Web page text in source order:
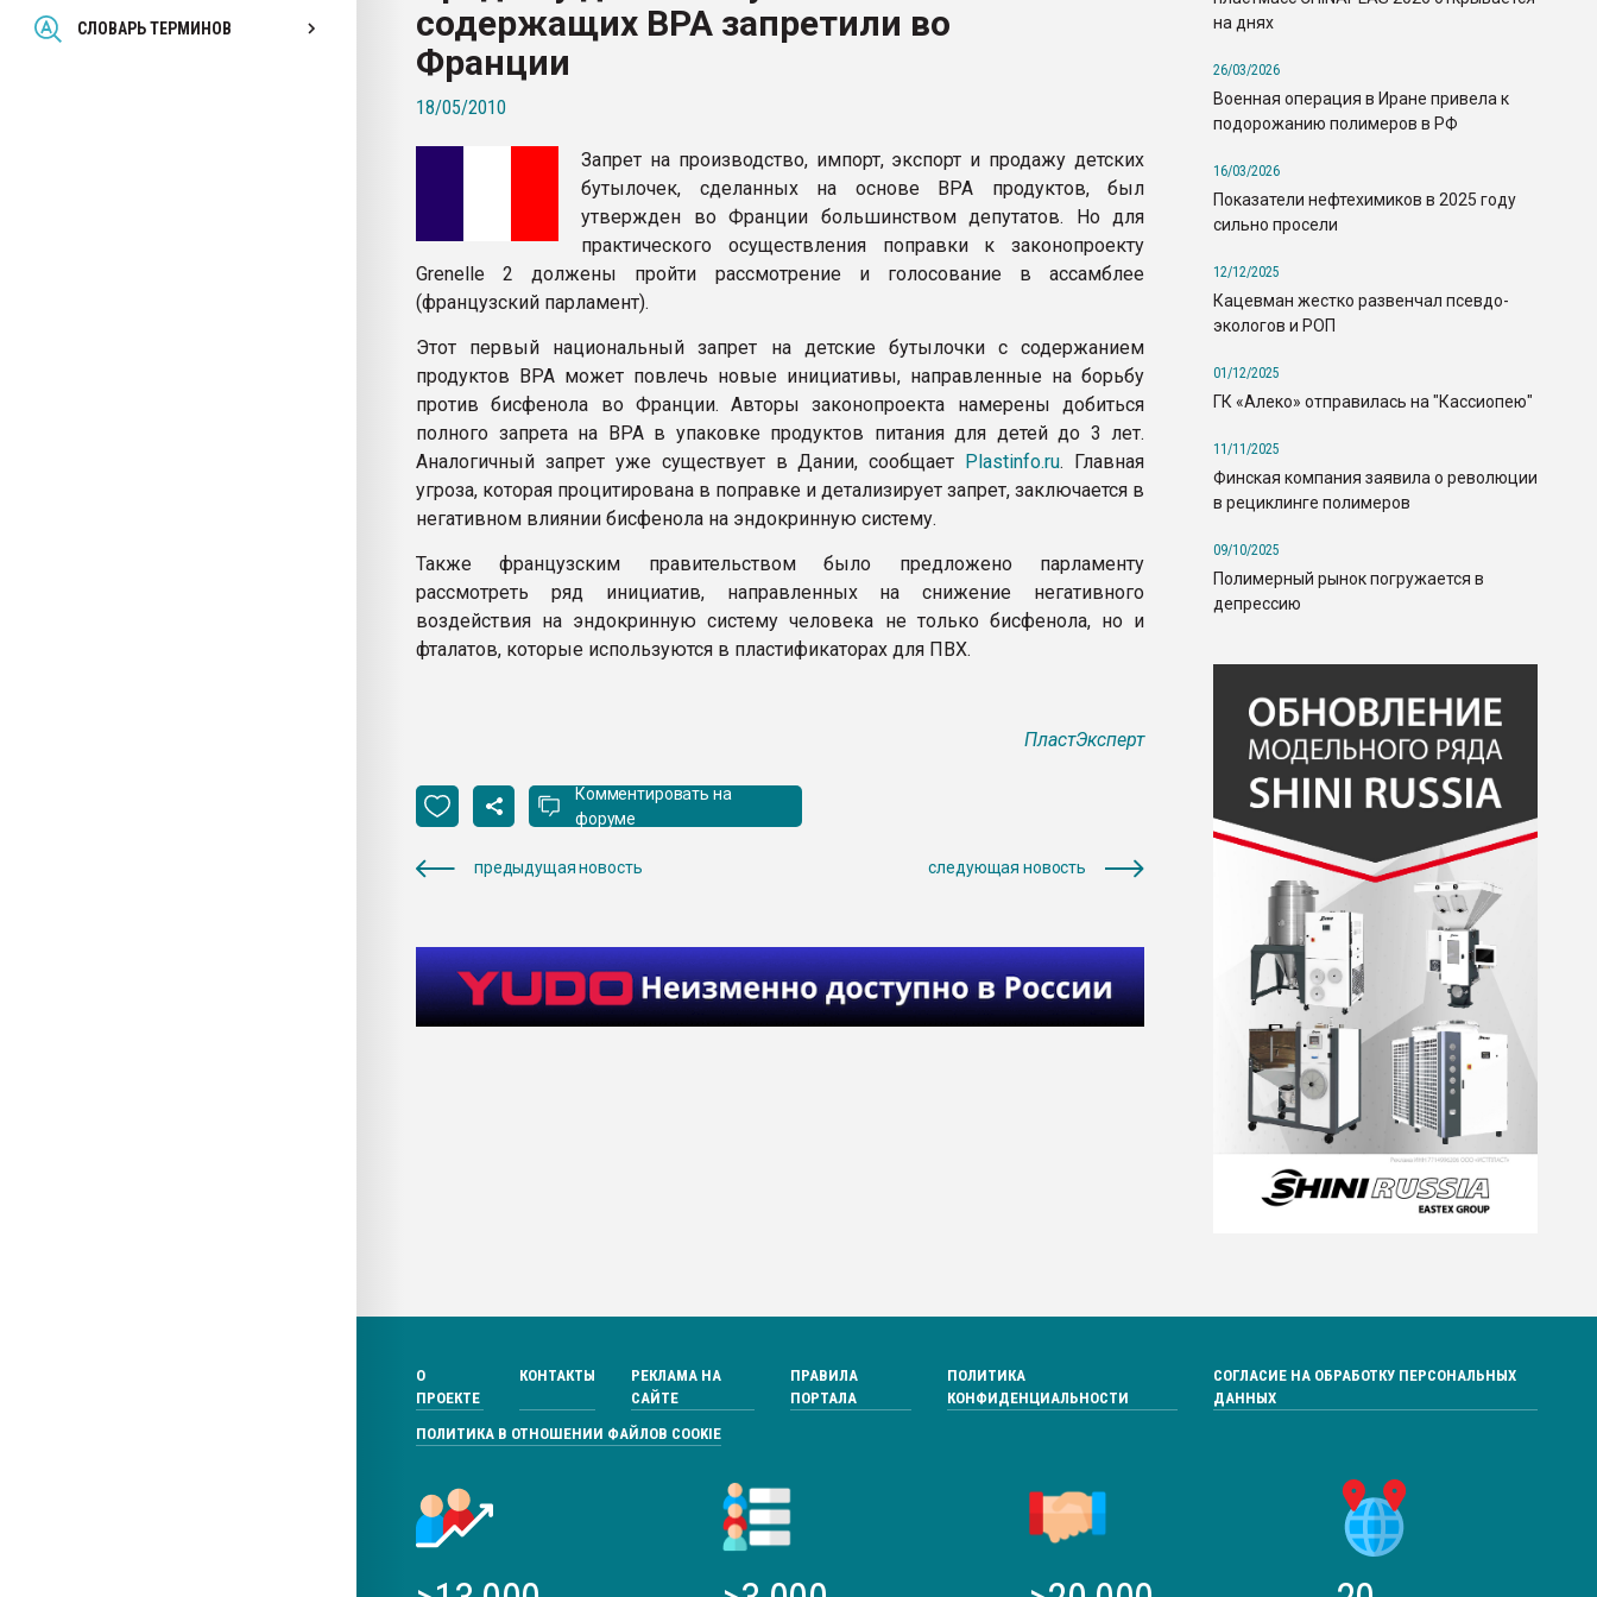
СЛОВАРЬ ТЕРМИНОВ
Всё, что касается выдува ПЭТ
бутылок
ПЕРЕЙТИ НА ФОРУМ
содержащих BPA запретили во
Франции
18/05/2010
Запрет на производство, импорт, экспорт и продажу детских
бутылочек, сделанных на основе BPA продуктов, был
утвержден во Франции большинством депутатов. Но для
практического осуществления поправки к законопроекту
Grenelle 2 должены пройти рассмотрение и голосование в ассамблее
(французский парламент).
Этот первый национальный запрет на детские бутылочки с содержанием
продуктов BPA может повлечь новые инициативы, направленные на борьбу
против бисфенола во Франции. Авторы законопроекта намерены добиться
полного запрета на BPA в упаковке продуктов питания для детей до 3 лет.
Аналогичный запрет уже существует в Дании, сообщает
Plastinfo.ru. Главная
угроза, которая процитирована в поправке и детализирует запрет, заключается в
негативном влиянии бисфенола на эндокринную систему.
Также французским правительством было предложено парламенту
рассмотреть ряд инициатив, направленных на снижение негативного
воздействия на эндокринную систему человека не только бисфенола, но и
фталатов, которые используются в пластификаторах для ПВХ.
ПластЭксперт
Комментировать на
форуме
предыдущая новость следующая новость
на днях
26/03/2026
Военная операция в Иране привела к
подорожанию полимеров в РФ
16/03/2026
Показатели нефтехимиков в 2025 году
сильно просели
12/12/2025
Кацевман жестко развенчал псевдо-
экологов и РОП
01/12/2025
ГК «Алеко» отправилась на "Кассиопею"
11/11/2025
Финская компания заявила о революции
в рециклинге полимеров
09/10/2025
Полимерный рынок погружается в
депрессию
О
ПРОЕКТЕ
КОНТАКТЫ
РЕКЛАМА НА
САЙТЕ
ПРАВИЛА
ПОРТАЛА
ПОЛИТИКА
КОНФИДЕНЦИАЛЬНОСТИ
СОГЛАСИЕ НА ОБРАБОТКУ ПЕРСОНАЛЬНЫХ
ДАННЫХ
ПОЛИТИКА В ОТНОШЕНИИ ФАЙЛОВ COOKIE